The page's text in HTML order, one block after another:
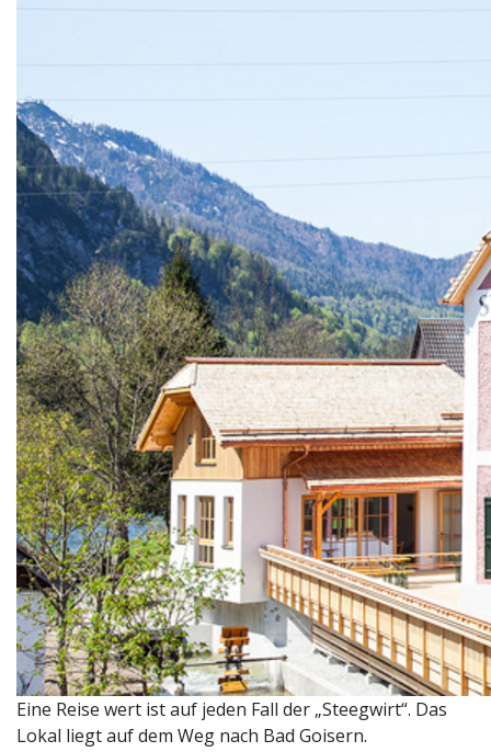
Eine Reise wert ist auf jeden Fall der „Steegwirt“. Das
Lokal liegt auf dem Weg nach Bad Goisern.